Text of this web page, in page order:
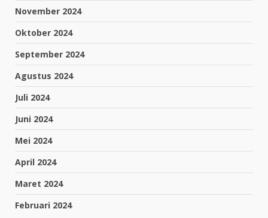
November 2024
Oktober 2024
September 2024
Agustus 2024
Juli 2024
Juni 2024
Mei 2024
April 2024
Maret 2024
Februari 2024